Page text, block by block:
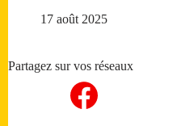
17 août 2025
Partagez sur vos réseaux